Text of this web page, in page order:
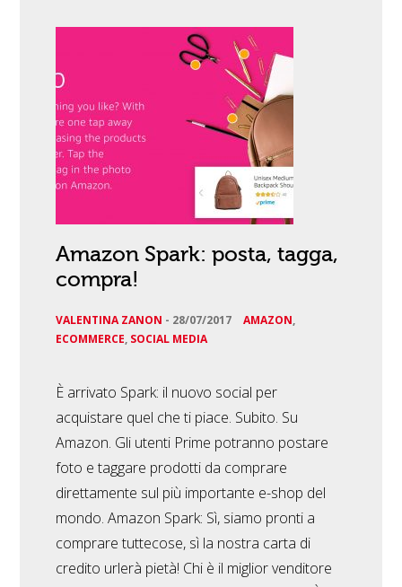
Amazon Spark: posta, tagga,
compra!
VALENTINA ZANON - 28/07/2017 AMAZON,
ECOMMERCE, SOCIAL MEDIA
È arrivato Spark: il nuovo social per
acquistare quel che ti piace. Subito. Su
Amazon. Gli utenti Prime potranno postare
foto e taggare prodotti da comprare
direttamente sul più importante e-shop del
mondo. Amazon Spark: Sì, siamo pronti a
comprare tuttecose, sì la nostra carta di
credito urlerà pietà! Chi è il miglior venditore